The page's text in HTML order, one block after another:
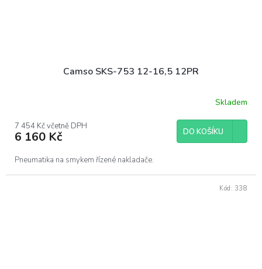
Camso SKS-753 12-16,5 12PR
Skladem
7 454 Kč včetně DPH
6 160 Kč DO KOŠÍKU
Pneumatika na smykem řízené nakladače.
Kód: 338